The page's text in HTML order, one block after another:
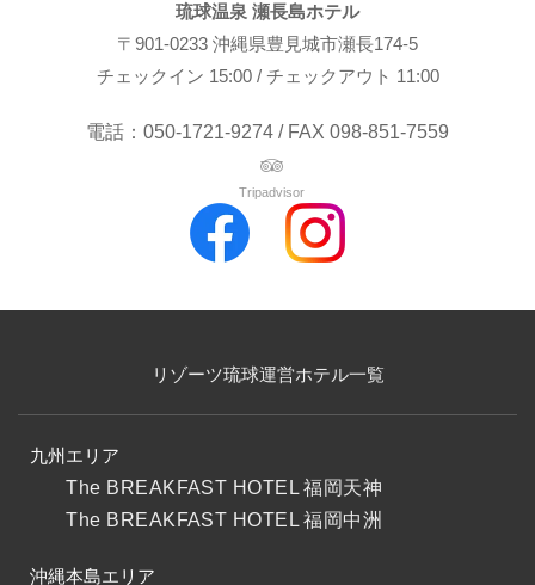
琉球温泉 瀬長島ホテル
〒901-0233 沖縄県豊見城市瀬長174-5
チェックイン 15:00 / チェックアウト 11:00
電話：050-1721-9274 / FAX 098-851-7559
Tripadvisor
リゾーツ琉球運営ホテル一覧
九州エリア
The BREAKFAST HOTEL 福岡天神
The BREAKFAST HOTEL 福岡中洲
沖縄本島エリア